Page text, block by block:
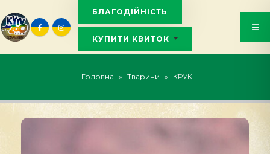
БЛАГОДІЙНІСТЬ
КУПИТИ КВИТОК
Головна » Тварини » КРУК